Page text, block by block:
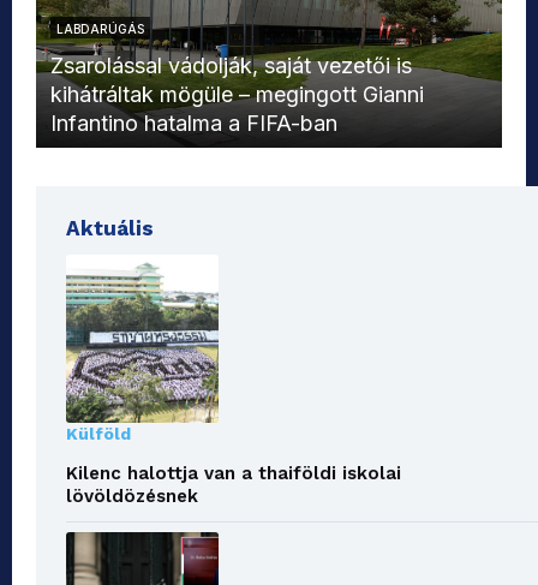
LABDARÚGÁS
Zsarolással vádolják, saját vezetői is
kihátráltak mögüle – megingott Gianni
Infantino hatalma a FIFA-ban
Aktuális
Külföld
Kilenc halottja van a thaiföldi iskolai
lövöldözésnek